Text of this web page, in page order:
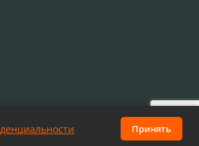
кодекса РФ. Принять